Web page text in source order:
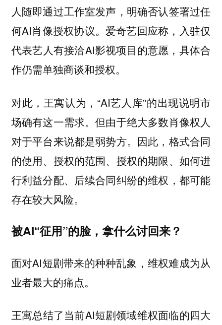
人随即通过工作室发声，明确否认签署过任
何AI肖像授权协议。爱奇艺回应称，入驻仅
代表艺人有接洽AI影视项目的意愿，具体合
作仍需单独商谈和授权。
对此，王寓认为，“AI艺人库”的出现说明市
场确有这一需求。但由于绝大多数肖像权人
对于平台来说都是弱势方。因此，格式合同
的使用、授权的范围、授权的期限、如何进
行利益分配、后续合同纠纷的维权，都可能
存在较大风险。
被AI“征用”的脸，拿什么讨回来？
面对AI短剧带来的种种乱象， 维权难成为从
业者最大的痛点。
王寓总结了当前AI短剧领域维权面临的四大